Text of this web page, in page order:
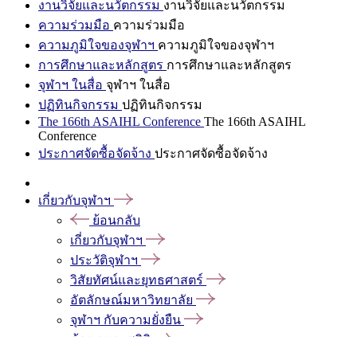
งานวิจัยและนวัตกรรม งานวิจัยและนวัตกรรม
ความร่วมมือ ความร่วมมือ
ความภูมิใจของจุฬาฯ ความภูมิใจของจุฬาฯ
การศึกษาและหลักสูตร การศึกษาและหลักสูตร
จุฬาฯ ในสื่อ จุฬาฯ ในสื่อ
ปฏิทินกิจกรรม ปฏิทินกิจกรรม
The 166th ASAIHL Conference The 166th ASAIHL
Conference
ประกาศจัดซื้อจัดจ้าง ประกาศจัดซื้อจัดจ้าง
เกี่ยวกับจุฬาฯ
ย้อนกลับ
เกี่ยวกับจุฬาฯ
ประวัติจุฬาฯ
วิสัยทัศน์และยุทธศาสตร์
อัตลักษณ์มหาวิทยาลัย
จุฬาฯ กับความยั่งยืน